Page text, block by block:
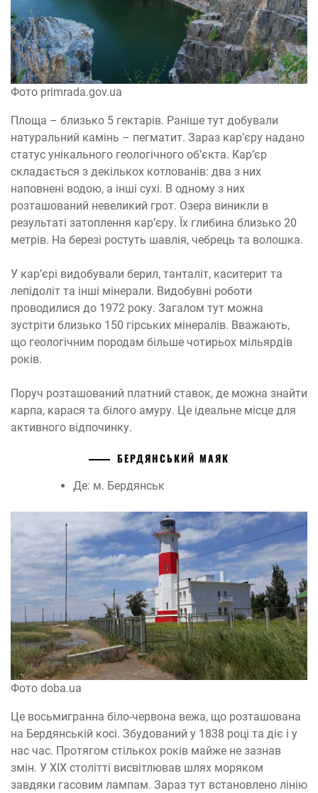
Фото primrada.gov.ua
Площа – близько 5 гектарів. Раніше тут добували
натуральний камінь – пегматит. Зараз кар’єру надано
статус унікального геологічного об’єкта. Кар’єр
складається з декількох котлованів: два з них
наповнені водою, а інші сухі. В одному з них
розташований невеликий грот. Озера виникли в
результаті затоплення кар’єру. Їх глибина близько 20
метрів. На березі ростуть шавлія, чебрець та волошка.
У кар’єрі видобували берил, танталіт, каситерит та
лепідоліт та інші мінерали. Видобувні роботи
проводилися до 1972 року. Загалом тут можна
зустріти близько 150 гірських мінералів. Вважають,
що геологічним породам більше чотирьох мільярдів
років.
Поруч розташований платний ставок, де можна знайти
карпа, карася та білого амуру. Це ідеальне місце для
активного відпочинку.
БЕРДЯНСЬКИЙ МАЯК
Де: м. Бердянськ
Фото doba.ua
Це восьмигранна біло-червона вежа, що розташована
на Бердянській косі. Збудований у 1838 році та діє і у
нас час. Протягом стількох років майже не зазнав
змін. У XIX столітті висвітлював шлях моряком
завдяки гасовим лампам. Зараз тут встановлено лінію